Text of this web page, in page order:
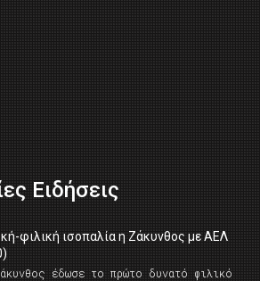
Ειδήσεις
φιλική ισοπαλία η Ζάκυνθος με ΑΕΛ
έδωσε το πρώτο δυνατό φιλικό